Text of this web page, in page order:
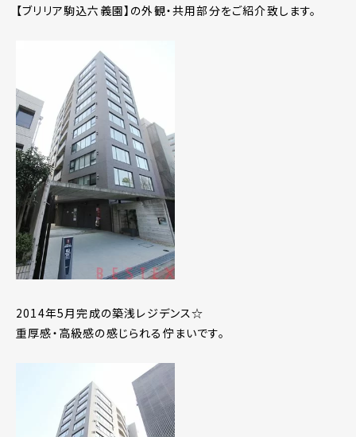
【ブリリア駒込六義園】の外観・共用部分をご紹介致します。
2014年5月完成の築浅レジデンス☆
重厚感・高級感の感じられる佇まいです。